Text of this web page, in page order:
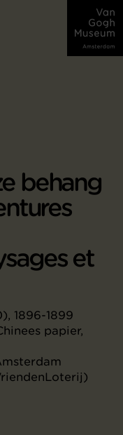
behang
et
1896-1899
papier,